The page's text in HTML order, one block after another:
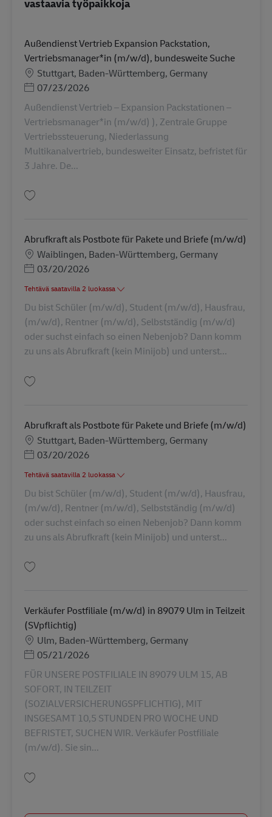
Außendienst Vertrieb Expansion Packstation,
Vertriebsmanager*in (m/w/d), bundesweite Suche
SijaintiStuttgart, Baden-Württemberg, Germany
Posted Date
07/23/2026
Außendienst Vertrieb – Expansion Packstationen –
Vertriebsmanager*in (m/w/d) ), Zentrale Gruppe
Vertriebssteuerung, Niederlassung
Multikanalvertrieb, bundesweiter Einsatz, befristet für
3 Jahre. De...
Abrufkraft als Postbote für Pakete und Briefe (m/w/d)
Sijainti
Waiblingen, Baden-Württemberg, Germany
Posted Date
03/20/2026
Tehtävä saatavilla 2 luokassa
Du bist Schüler (m/w/d), Student (m/w/d), Hausfrau,
(m/w/d), Rentner (m/w/d), Selbstständig (m/w/d)
oder suchst einfach so einen Nebenjob? Dann komm
zu uns als Abrufkraft (kein Minijob) und unterst...
Abrufkraft als Postbote für Pakete und Briefe (m/w/d)
SijaintiStuttgart, Baden-Württemberg, Germany
Posted Date
03/20/2026
Tehtävä saatavilla 2 luokassa
Du bist Schüler (m/w/d), Student (m/w/d), Hausfrau,
(m/w/d), Rentner (m/w/d), Selbstständig (m/w/d)
oder suchst einfach so einen Nebenjob? Dann komm
zu uns als Abrufkraft (kein Minijob) und unterst...
Verkäufer Postfiliale (m/w/d) in 89079 Ulm in Teilzeit
(SVpflichtig)
SijaintiUlm, Baden-Württemberg, Germany
Posted Date
05/21/2026
FÜR UNSERE POSTFILIALE IN 89079 ULM 15, AB
SOFORT, IN TEILZEIT
(SOZIALVERSICHERUNGSPFLICHTIG), MIT
INSGESAMT 10,5 STUNDEN PRO WOCHE UND
BEFRISTET, SUCHEN WIR. Verkäufer Postfiliale
(m/w/d). Sie sin...